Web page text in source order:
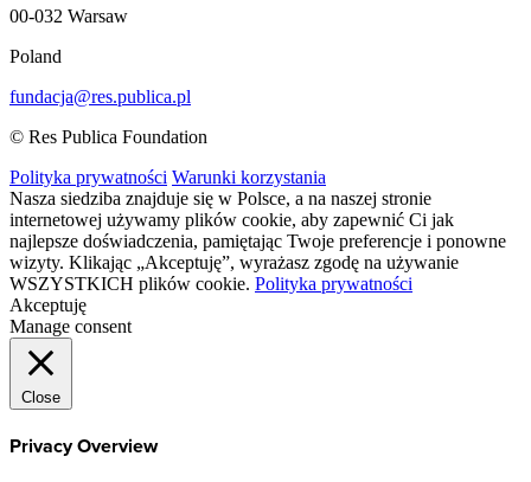
00-032 Warsaw
Poland
fundacja@res.publica.pl
© Res Publica Foundation
Polityka prywatności Warunki korzystania
Nasza siedziba znajduje się w Polsce, a na naszej stronie
internetowej używamy plików cookie, aby zapewnić Ci jak
najlepsze doświadczenia, pamiętając Twoje preferencje i ponowne
wizyty. Klikając „Akceptuję”, wyrażasz zgodę na używanie
WSZYSTKICH plików cookie. Polityka prywatności
Akceptuję
Manage consent
Close
Privacy Overview